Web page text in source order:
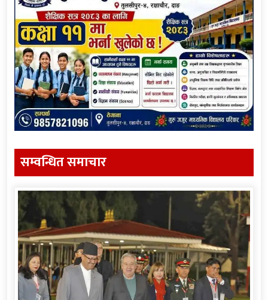
सम्वन्धित समाचार